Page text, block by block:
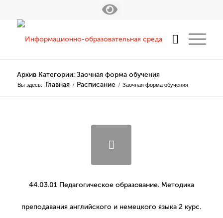
Архив Категории: Заочная форма обучения
Вы здесь: Главная / Расписание / Заочная форма обучения
44.03.01 Педагогическое образование. Методика
преподавания английского и немецкого языка 2 курс.